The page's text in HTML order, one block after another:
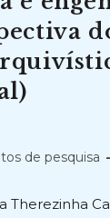
de pesquisa
Therezinha